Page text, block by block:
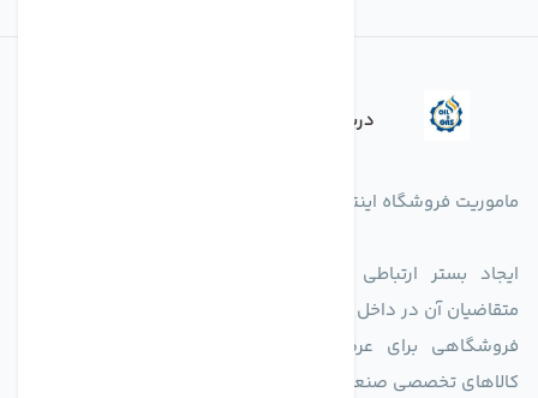
درباره فروشگاه
ماموریت فروشگاه اینترنتی اکسین شاپ بدین شرح می باشد.
ایجاد بستر ارتباطی بین دارندگان کالاهای تخصصی است با
متقاضیان آن در داخل کشور.
فروشگاهی برای عرضه محصولات تولید کنندگاه یا دارندگان
کالاهای تخصصی صنعتی در راستای تخصص شرکت